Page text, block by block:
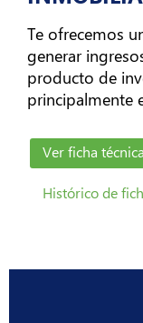
Atención
al
Cliente
arrow_forward_ios
Nosotros
arrow_forward_ios
Te ofrecemos
generar
producto de
principalmente
Ver ficha
Histórico de